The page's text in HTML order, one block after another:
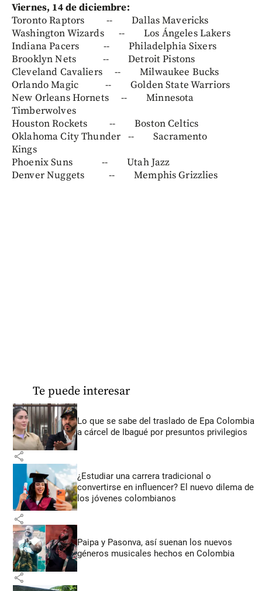
Viernes, 14 de diciembre:
Toronto Raptors -- Dallas Mavericks
Washington Wizards -- Los Ángeles Lakers
Indiana Pacers -- Philadelphia Sixers
Brooklyn Nets -- Detroit Pistons
Cleveland Cavaliers -- Milwaukee Bucks
Orlando Magic -- Golden State Warriors
New Orleans Hornets -- Minnesota
Timberwolves
Houston Rockets -- Boston Celtics
Oklahoma City Thunder -- Sacramento
Kings
Phoenix Suns -- Utah Jazz
Denver Nuggets -- Memphis Grizzlies
Te puede interesar
Lo que se sabe del traslado de Epa Colombia
a cárcel de Ibagué por presuntos privilegios
share
¿Estudiar una carrera tradicional o
convertirse en influencer? El nuevo dilema de
los jóvenes colombianos
share
Paipa y Pasonva, así suenan los nuevos
géneros musicales hechos en Colombia
share